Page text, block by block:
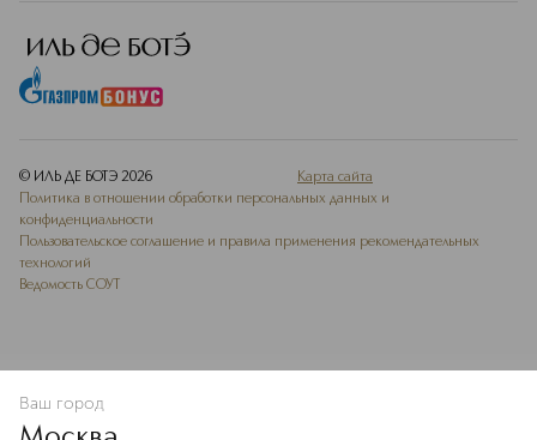
В КОРЗИНУ
© ИЛЬ ДЕ БОТЭ 2026
Карта сайта
Политика в отношении обработки персональных данных и
конфиденциальности
Пользовательское соглашение и правила применения рекомендательных
технологий
Ведомость СОУТ
Ваш город